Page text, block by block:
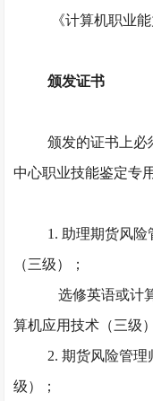
《计算机职业
颁发证书
颁发的证书上必
中心职业技能鉴定专
1. 助理期货风
（三级）；
选修英语或计
算机应用技术（三级）
2. 期货风险管
级）；